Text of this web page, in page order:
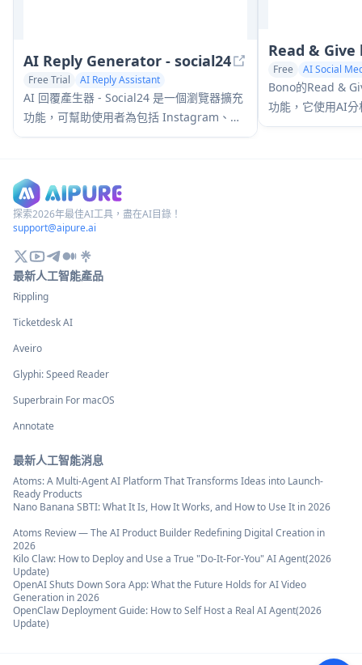
AI Reply Generator - social24
Free Trial
AI Reply Assistant
AI Social Media Assistant
AI 回覆產生器 - Social24 是一個瀏覽器擴充
功能，可幫助使用者為包括 Instagram、
Facebook、TikTok、YouTube 和 LinkedIn
合。
Read & Give
Free AI Social
Bono的Read &
功能，它使用AI
閱讀的文章推薦
探索2026年最佳AI工具，盡在AI目錄！
support@aipure.ai
最新人工智能產品
Rippling
Ticketdesk AI
Aveiro
Glyphi: Speed Reader
Superbrain For macOS
Annotate
最新人工智能消息
Atoms: A Multi-Agent AI Platform That Transforms Ideas into Launch-
Ready Products
Nano Banana SBTI: What It Is, How It Works, and How to Use It in 2026
Atoms Review — The AI Product Builder Redefining Digital Creation in
2026
Kilo Claw: How to Deploy and Use a True "Do‑It‑For‑You" AI Agent(2026
Update)
OpenAI Shuts Down Sora App: What the Future Holds for AI Video
Generation in 2026
OpenClaw Deployment Guide: How to Self Host a Real AI Agent(2026
Update)